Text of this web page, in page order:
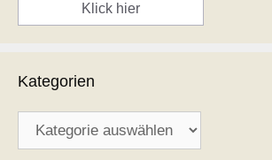
Klick hier
Kategorien